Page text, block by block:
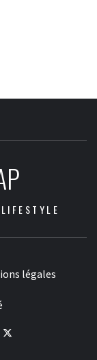
légales
X